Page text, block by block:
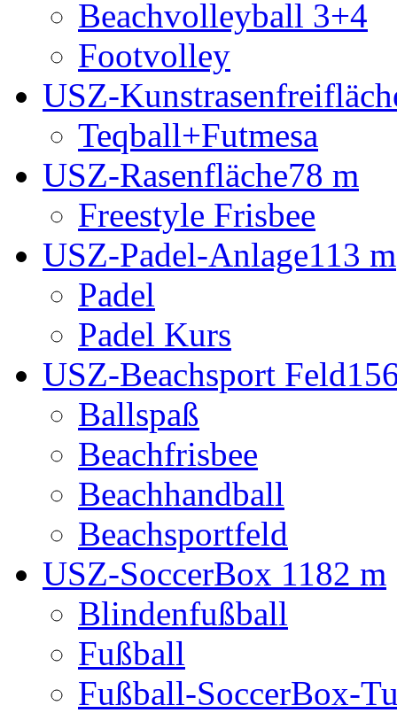
Beachvolleyball 3+4
Footvolley
USZ-
Teqball+Futmesa
USZ-Rasenfläche78 m
Freestyle Frisbee
USZ-Padel-Anlage113 m
Padel
Padel Kurs
USZ-Beachsport Feld
Ballspaß
Beachfrisbee
Beachhandball
Beachsportfeld
USZ-SoccerBox 1182 m
Blindenfußball
Fußball
Fußball-SoccerBox-